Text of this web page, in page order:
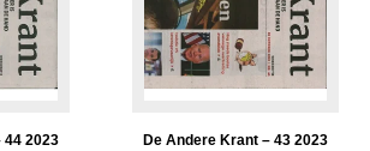
44 2023
De Andere Krant – 43 2023